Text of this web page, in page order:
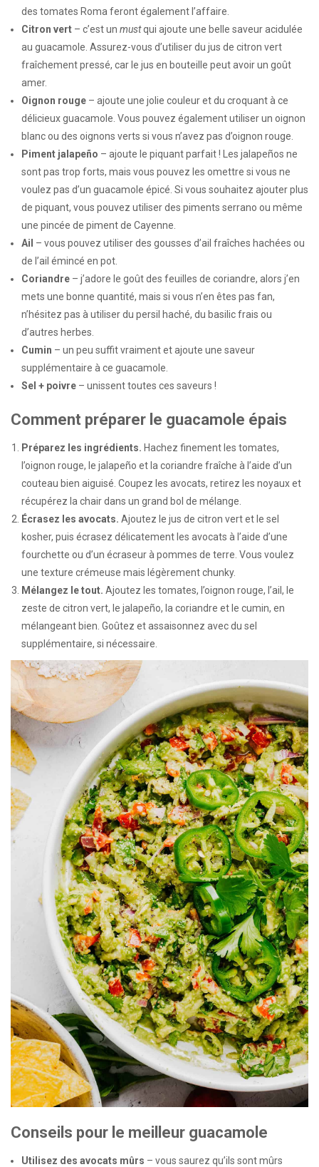
des tomates Roma feront également l’affaire.
Citron vert – c’est un mustqui ajoute une belle saveur acidulée
au guacamole. Assurez-vous d’utiliser du jus de citron vert
fraîchement pressé, car le jus en bouteille peut avoir un goût
amer.
Oignon rouge – ajoute une jolie couleur et du croquant à ce
délicieux guacamole. Vous pouvez également utiliser un oignon
blanc ou des oignons verts si vous n’avez pas d’oignon rouge.
Piment jalapeño – ajoute le piquant parfait ! Les jalapeños ne
sont pas trop forts, mais vous pouvez les omettre si vous ne
voulez pas d’un guacamole épicé. Si vous souhaitez ajouter plus
de piquant, vous pouvez utiliser des piments serrano ou même
une pincée de piment de Cayenne.
Ail – vous pouvez utiliser des gousses d’ail fraîches hachées ou
de l’ail émincé en pot.
Coriandre – j’adore le goût des feuilles de coriandre, alors j’en
mets une bonne quantité, mais si vous n’en êtes pas fan,
n’hésitez pas à utiliser du persil haché, du basilic frais ou
d’autres herbes.
Cumin – un peu suffit vraiment et ajoute une saveur
supplémentaire à ce guacamole.
Sel + poivre – unissent toutes ces saveurs !
Comment préparer le guacamole épais
Préparez les ingrédients. Hachez finement les tomates,
l’oignon rouge, le jalapeño et la coriandre fraîche à l’aide d’un
couteau bien aiguisé. Coupez les avocats, retirez les noyaux et
récupérez la chair dans un grand bol de mélange.
Écrasez les avocats. Ajoutez le jus de citron vert et le sel
kosher, puis écrasez délicatement les avocats à l’aide d’une
fourchette ou d’un écraseur à pommes de terre. Vous voulez
une texture crémeuse mais légèrement chunky.
Mélangez le tout. Ajoutez les tomates, l’oignon rouge, l’ail, le
zeste de citron vert, le jalapeño, la coriandre et le cumin, en
mélangeant bien. Goûtez et assaisonnez avec du sel
supplémentaire, si nécessaire.
Conseils pour le meilleur guacamole
Utilisez des avocats mûrs – vous saurez qu’ils sont mûrs